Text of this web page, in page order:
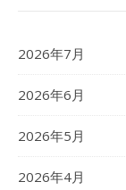
2026年7月
2026年6月
2026年5月
2026年4月